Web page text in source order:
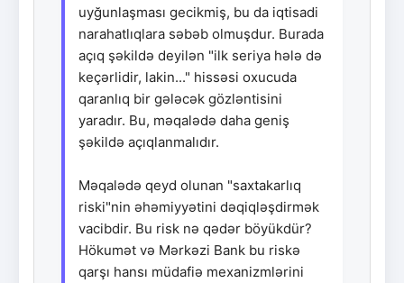
uyğunlaşması gecikmiş, bu da iqtisadi
narahatlıqlara səbəb olmuşdur. Burada
açıq şəkildə deyilən "ilk seriya hələ də
keçərlidir, lakin..." hissəsi oxucuda
qaranlıq bir gələcək gözləntisini
yaradır. Bu, məqalədə daha geniş
şəkildə açıqlanmalıdır.
Məqalədə qeyd olunan "saxtakarlıq
riski"nin əhəmiyyətini dəqiqləşdirmək
vacibdir. Bu risk nə qədər böyükdür?
Hökumət və Mərkəzi Bank bu riskə
qarşı hansı müdafiə mexanizmlərini